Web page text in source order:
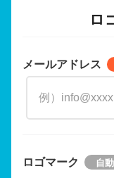
ロ
メールアドレス
ロゴマーク